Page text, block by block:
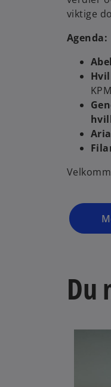
viktige
Agenda:
Du